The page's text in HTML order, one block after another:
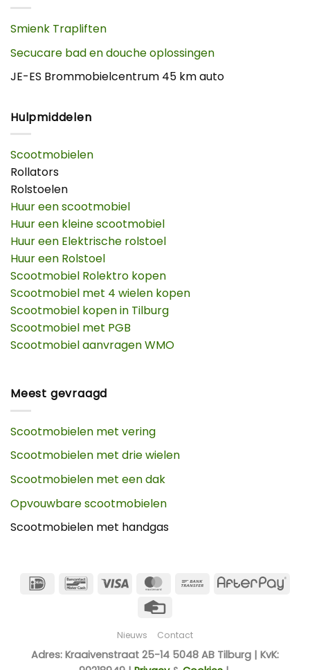
Smienk Trapliften
Secucare bad en douche oplossingen
JE-ES Brommobielcentrum 45 km auto
Hulpmiddelen
Scootmobielen
Rollators
Rolstoelen
Huur een scootmobiel
Huur een kleine scootmobiel
Huur een Elektrische rolstoel
Huur een Rolstoel
Scootmobiel Rolektro kopen
Scootmobiel met 4 wielen kopen
Scootmobiel kopen in Tilburg
Scootmobiel met PGB
Scootmobiel aanvragen WMO
Meest gevraagd
Scootmobielen met vering
Scootmobielen met drie wielen
Scootmobielen met een dak
Opvouwbare scootmobielen
Scootmobielen met handgas
IDeal Bancontact
Visa MasterCard
Bank
Nieuws Contact
Adres: Kraaivenstraat 25-14 5048 AB Tilburg | KvK: